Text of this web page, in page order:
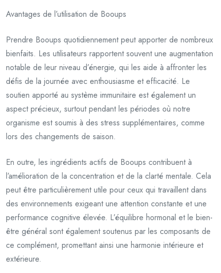
Avantages de l’utilisation de Booups
Prendre Booups quotidiennement peut apporter de nombreux
bienfaits. Les utilisateurs rapportent souvent une augmentation
notable de leur niveau d’énergie, qui les aide à affronter les
défis de la journée avec enthousiasme et efficacité. Le
soutien apporté au système immunitaire est également un
aspect précieux, surtout pendant les périodes où notre
organisme est soumis à des stress supplémentaires, comme
lors des changements de saison.
En outre, les ingrédients actifs de Booups contribuent à
l’amélioration de la concentration et de la clarté mentale. Cela
peut être particulièrement utile pour ceux qui travaillent dans
des environnements exigeant une attention constante et une
performance cognitive élevée. L’équilibre hormonal et le bien-
être général sont également soutenus par les composants de
ce complément, promettant ainsi une harmonie intérieure et
extérieure.